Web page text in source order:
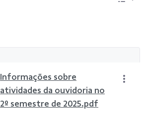
Informações sobre
atividades da ouvidoria no
2º semestre de 2025.pdf